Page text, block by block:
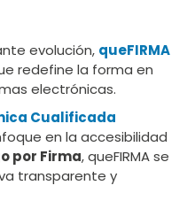
evolución, queFIRMA
redefine la forma en
electrónicas.
Cualificada
en la accesibilidad
por Firma, queFIRMA se
transparente y